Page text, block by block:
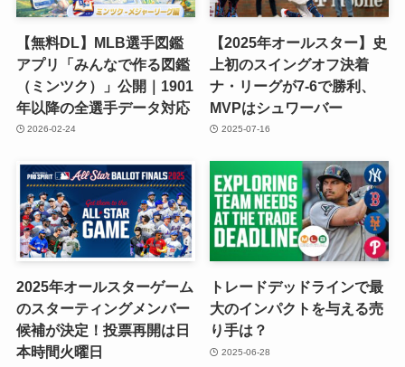
【無料DL】MLB選手図鑑
アプリ「みんなで作る図鑑
（ミンツク）」公開｜1901
年以降の全選手データ対応
2026-02-24
【2025年オールスター】史
上初のスイングオフ決着
ナ・リーグが7-6で勝利、
MVPはシュワーバー
2025-07-16
2025年オールスターゲーム
のスターティングメンバー
候補が決定！投票再開は日
本時間火曜日
トレードデッドラインで最
大のインパクトを与える売
り手は？
2025-06-28